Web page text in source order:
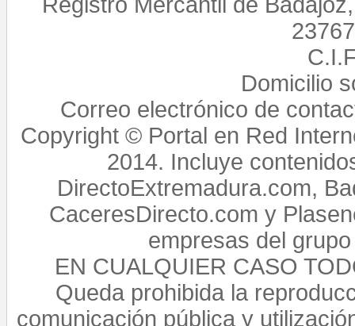
Domicilio
Correo electrónico de
Copyright © Portal en Red
2014. Incluye
DirectoExtremadura.com,
CaceresDirecto.com y
empresas del
EN CUALQUIER CASO
Queda prohibida la
comunicación pública y